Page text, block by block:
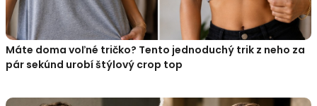
Máte doma voľné tričko? Tento jednoduchý trik z neho za
pár sekúnd urobí štýlový crop top